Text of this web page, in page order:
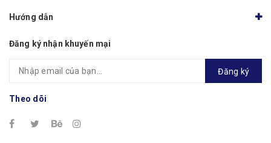
Hướng dẫn
Đăng ký nhận khuyến mại
Đăng ký
Theo dõi